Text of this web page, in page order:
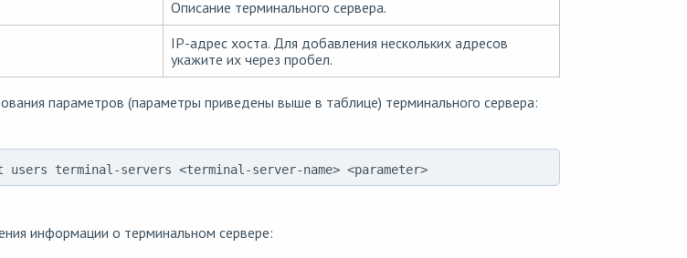
Описание терминального сервера.
IP-адрес хоста. Для добавления нескольких адресов
укажите их через пробел.
параметров (параметры приведены выше в таблице) терминального сервера:
users terminal-servers <terminal-server-name> <parameter>
информации о терминальном сервере: